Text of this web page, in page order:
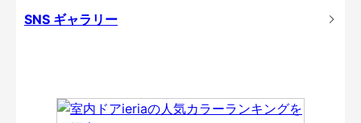
SNS ギャラリー